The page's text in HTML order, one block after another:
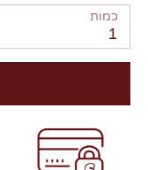
כמות
1